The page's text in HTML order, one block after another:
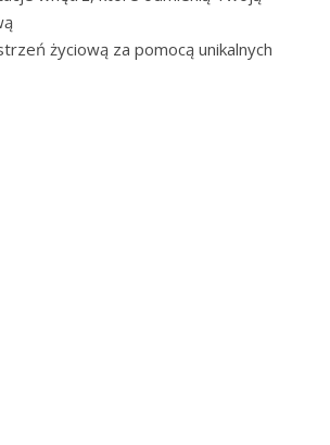
życiową za pomocą unikalnych